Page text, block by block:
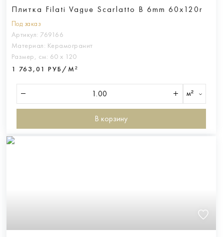
Плитка Filati Vague Scarlatto B 6mm 60x120r
Под заказ
Артикул: 769166
Материал: Керамогранит
Размер, см: 60 х 120
1 763,01 РУБ/М²
м²
В корзину